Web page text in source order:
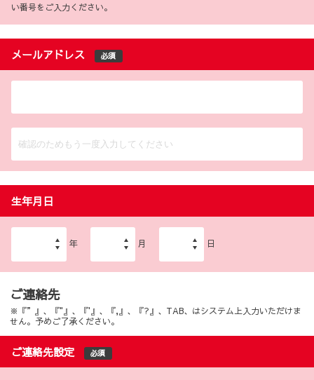
い番号をご入力ください。
メールアドレス 必須
生年月日
年 月 日
ご連絡先
※『”』、『"』、『'』、『,』、『?』、TAB、はシステム上入力いただけま
せん。予めご了承ください。
ご連絡先設定 必須